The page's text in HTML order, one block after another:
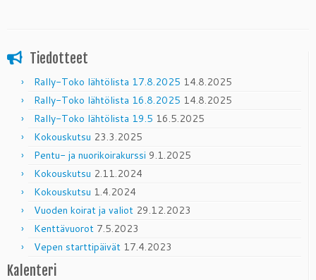
Tiedotteet
Rally-Toko lähtölista 17.8.2025 14.8.2025
Rally-Toko lähtölista 16.8.2025 14.8.2025
Rally-Toko lähtölista 19.5 16.5.2025
Kokouskutsu 23.3.2025
Pentu- ja nuorikoirakurssi 9.1.2025
Kokouskutsu 2.11.2024
Kokouskutsu 1.4.2024
Vuoden koirat ja valiot 29.12.2023
Kenttävuorot 7.5.2023
Vepen starttipäivät 17.4.2023
Kalenteri